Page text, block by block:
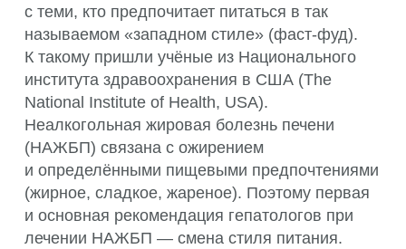
с теми, кто предпочитает питаться в так
называемом «западном стиле» (фаст-фуд).
К такому пришли учёные из Национального
института здравоохранения в США (The
National Institute of Health, USA).
Неалкогольная жировая болезнь печени
(НАЖБП) связана с ожирением
и определёнными пищевыми предпочтениями
(жирное, сладкое, жареное). Поэтому первая
и основная рекомендация гепатологов при
лечении НАЖБП — смена стиля питания.